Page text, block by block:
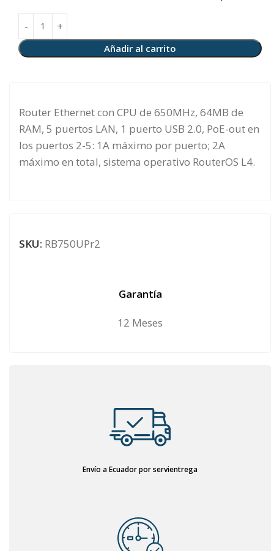
Añadir al carrito
Router Ethernet con CPU de 650MHz, 64MB de
RAM, 5 puertos LAN, 1 puerto USB 2.0, PoE-out en
los puertos 2-5: 1A máximo por puerto; 2A
máximo en total, sistema operativo RouterOS L4.
SKU: RB750UPr2
Garantía
12 Meses
Envío a Ecuador por servientrega